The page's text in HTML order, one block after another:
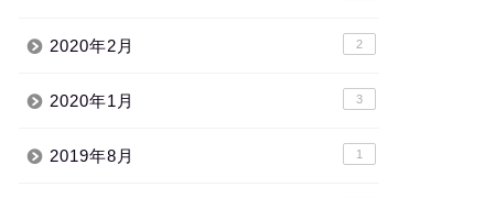
2020年2月 2
2020年1月 3
2019年8月 1